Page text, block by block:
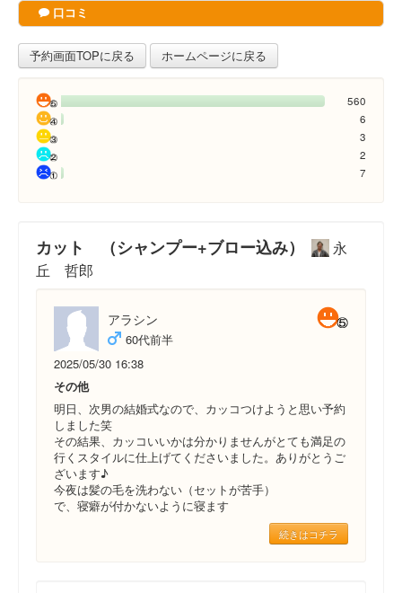
口コミ
予約画面TOPに戻る ホームページに戻る
560
6
3
2
7
カット （シャンプー+ブロー込み）
永
丘 哲郎
アラシン
60代前半
2025/05/30 16:38
その他
明日、次男の結婚式なので、カッコつけようと思い予約
しました笑
その結果、カッコいいかは分かりませんがとても満足の
行くスタイルに仕上げてくださいました。ありがとうご
ざいます♪
今夜は髪の毛を洗わない（セットが苦手）
で、寝癖が付かないように寝ます
続きはコチラ